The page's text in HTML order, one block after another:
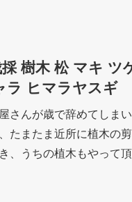
樹木 松 マキ
ラ ヒマラヤスギ
さんが歳で辞めてしま
たまたま近所に植木の
、うちの植木もやって